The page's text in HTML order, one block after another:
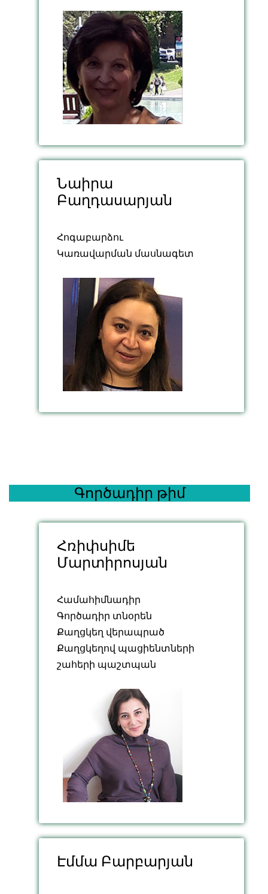
Նաիրա
Բաղդասարյան
Հոգաբարձու
Կառավարման մասնագետ
Գործադիր թիմ
Հռիփսիմե
Մարտիրոսյան
Համահիմնադիր
Գործադիր տնօրեն
Քաղցկեղ վերապրած
Քաղցկեղով պացիենտների
շահերի պաշտպան
Էմմա Բարբարյան